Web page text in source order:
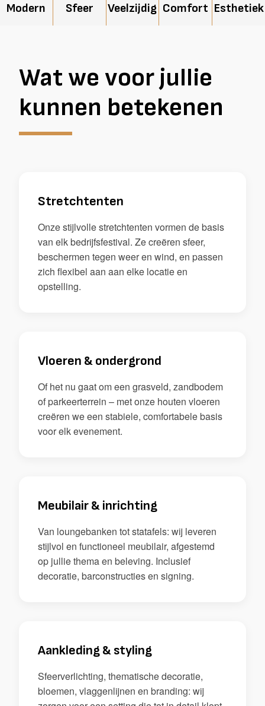
Modern Sfeer Veelzijdig Comfort Esthetiek
Wat we voor jullie
kunnen betekenen
Stretchtenten
Onze stijlvolle stretchtenten vormen de basis
van elk bedrijfsfestival. Ze creëren sfeer,
beschermen tegen weer en wind, en passen
zich flexibel aan aan elke locatie en
opstelling.
Vloeren & ondergrond
Of het nu gaat om een grasveld, zandbodem
of parkeerterrein – met onze houten vloeren
creëren we een stabiele, comfortabele basis
voor elk evenement.
Meubilair & inrichting
Van loungebanken tot statafels: wij leveren
stijlvol en functioneel meubilair, afgestemd
op jullie thema en beleving. Inclusief
decoratie, barconstructies en signing.
Aankleding & styling
Sfeerverlichting, thematische decoratie,
bloemen, vlaggenlijnen en branding: wij